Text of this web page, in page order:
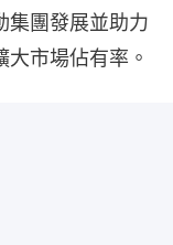
集團發展並助力
市場佔有率。